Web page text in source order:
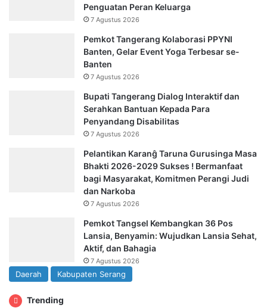
Penguatan Peran Keluarga
7 Agustus 2026
Pemkot Tangerang Kolaborasi PPYNI
Banten, Gelar Event Yoga Terbesar se-
Banten
7 Agustus 2026
Bupati Tangerang Dialog Interaktif dan
Serahkan Bantuan Kepada Para
Penyandang Disabilitas
7 Agustus 2026
Pelantikan Karanĝ Taruna Gurusinga Masa
Bhakti 2026-2029 Sukses ! Bermanfaat
bagi Masyarakat, Komitmen Perangi Judi
dan Narkoba
7 Agustus 2026
Pemkot Tangsel Kembangkan 36 Pos
Lansia, Benyamin: Wujudkan Lansia Sehat,
Aktif, dan Bahagia
7 Agustus 2026